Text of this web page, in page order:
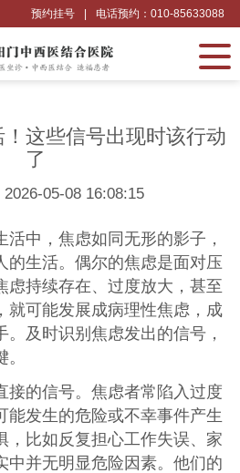
电话预约：010-85633088
预约挂号
这些信号出现时该行动
了
05-08 16:08:15
活中，焦虑如同无形的影子，
的生活。偶尔的焦虑是面对压
虑持续存在、过度放大，甚至
就可能发展成病理性焦虑，成
及时识别焦虑发出的信号，
接的信号。焦虑者常陷入过度
能发生的危险或不幸事件产生
，比如反复担心工作失误、家
中并无明显危险因素。他们的